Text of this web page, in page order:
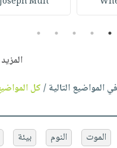
1
2
3
4
5
المواضيع التالية /كل
الموت النوم بيئة